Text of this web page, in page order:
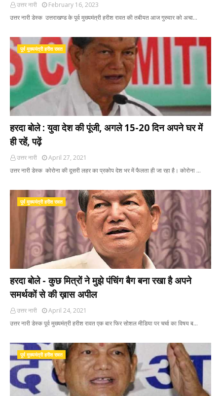
उत्तर नारी
February 16, 2023
उत्तर नारी डेस्क उत्तराखण्ड के पूर्व मुख्यमंत्री हरीश रावत की तबीयत आज गुरुवार को अचा…
पूर्व मुख्यमंत्री हरीश रावत
हरदा बोले : युवा देश की पूंजी, अगले 15-20 दिन अपने घर में
ही रहें, पढ़ें
उत्तर नारी
April 27, 2021
उत्तर नारी डेस्क कोरोना की दूसरी लहर का प्रकोप देश भर में फैलता ही जा रहा है। कोरोना …
पूर्व मुख्यमंत्री हरीश रावत
हरदा बोले - कुछ मित्रों ने मुझे पंचिंग बैग बना रखा है अपने
समर्थकों से की ख़ास अपील
उत्तर नारी
April 24, 2021
उत्तर नारी डेस्क पूर्व मुख्यमंत्री हरीश रावत एक बार फिर सोशल मीडिया पर चर्चा का विषय ब…
पूर्व मुख्यमंत्री हरीश रावत